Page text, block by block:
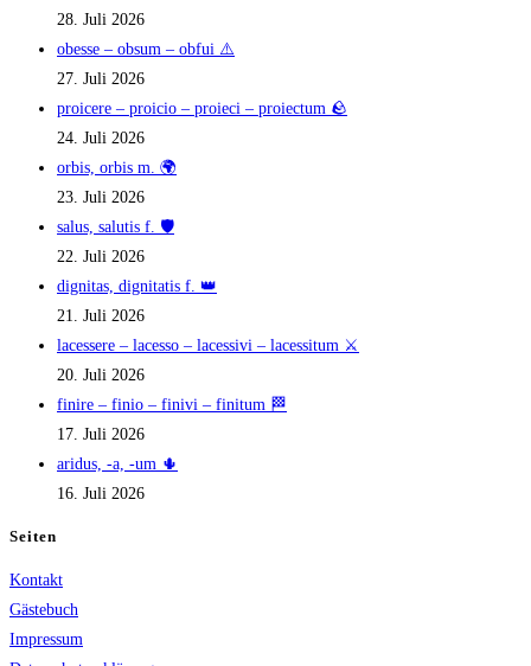
28. Juli 2026
obesse – obsum – obfui ⚠️
27. Juli 2026
proicere – proicio – proieci – proiectum 🪨
24. Juli 2026
orbis, orbis m. 🌍
23. Juli 2026
salus, salutis f. 🛡️
22. Juli 2026
dignitas, dignitatis f. 👑
21. Juli 2026
lacessere – lacesso – lacessivi – lacessitum ⚔️
20. Juli 2026
finire – finio – finivi – finitum 🏁
17. Juli 2026
aridus, -a, -um 🌵
16. Juli 2026
Seiten
Kontakt
Gästebuch
Impressum